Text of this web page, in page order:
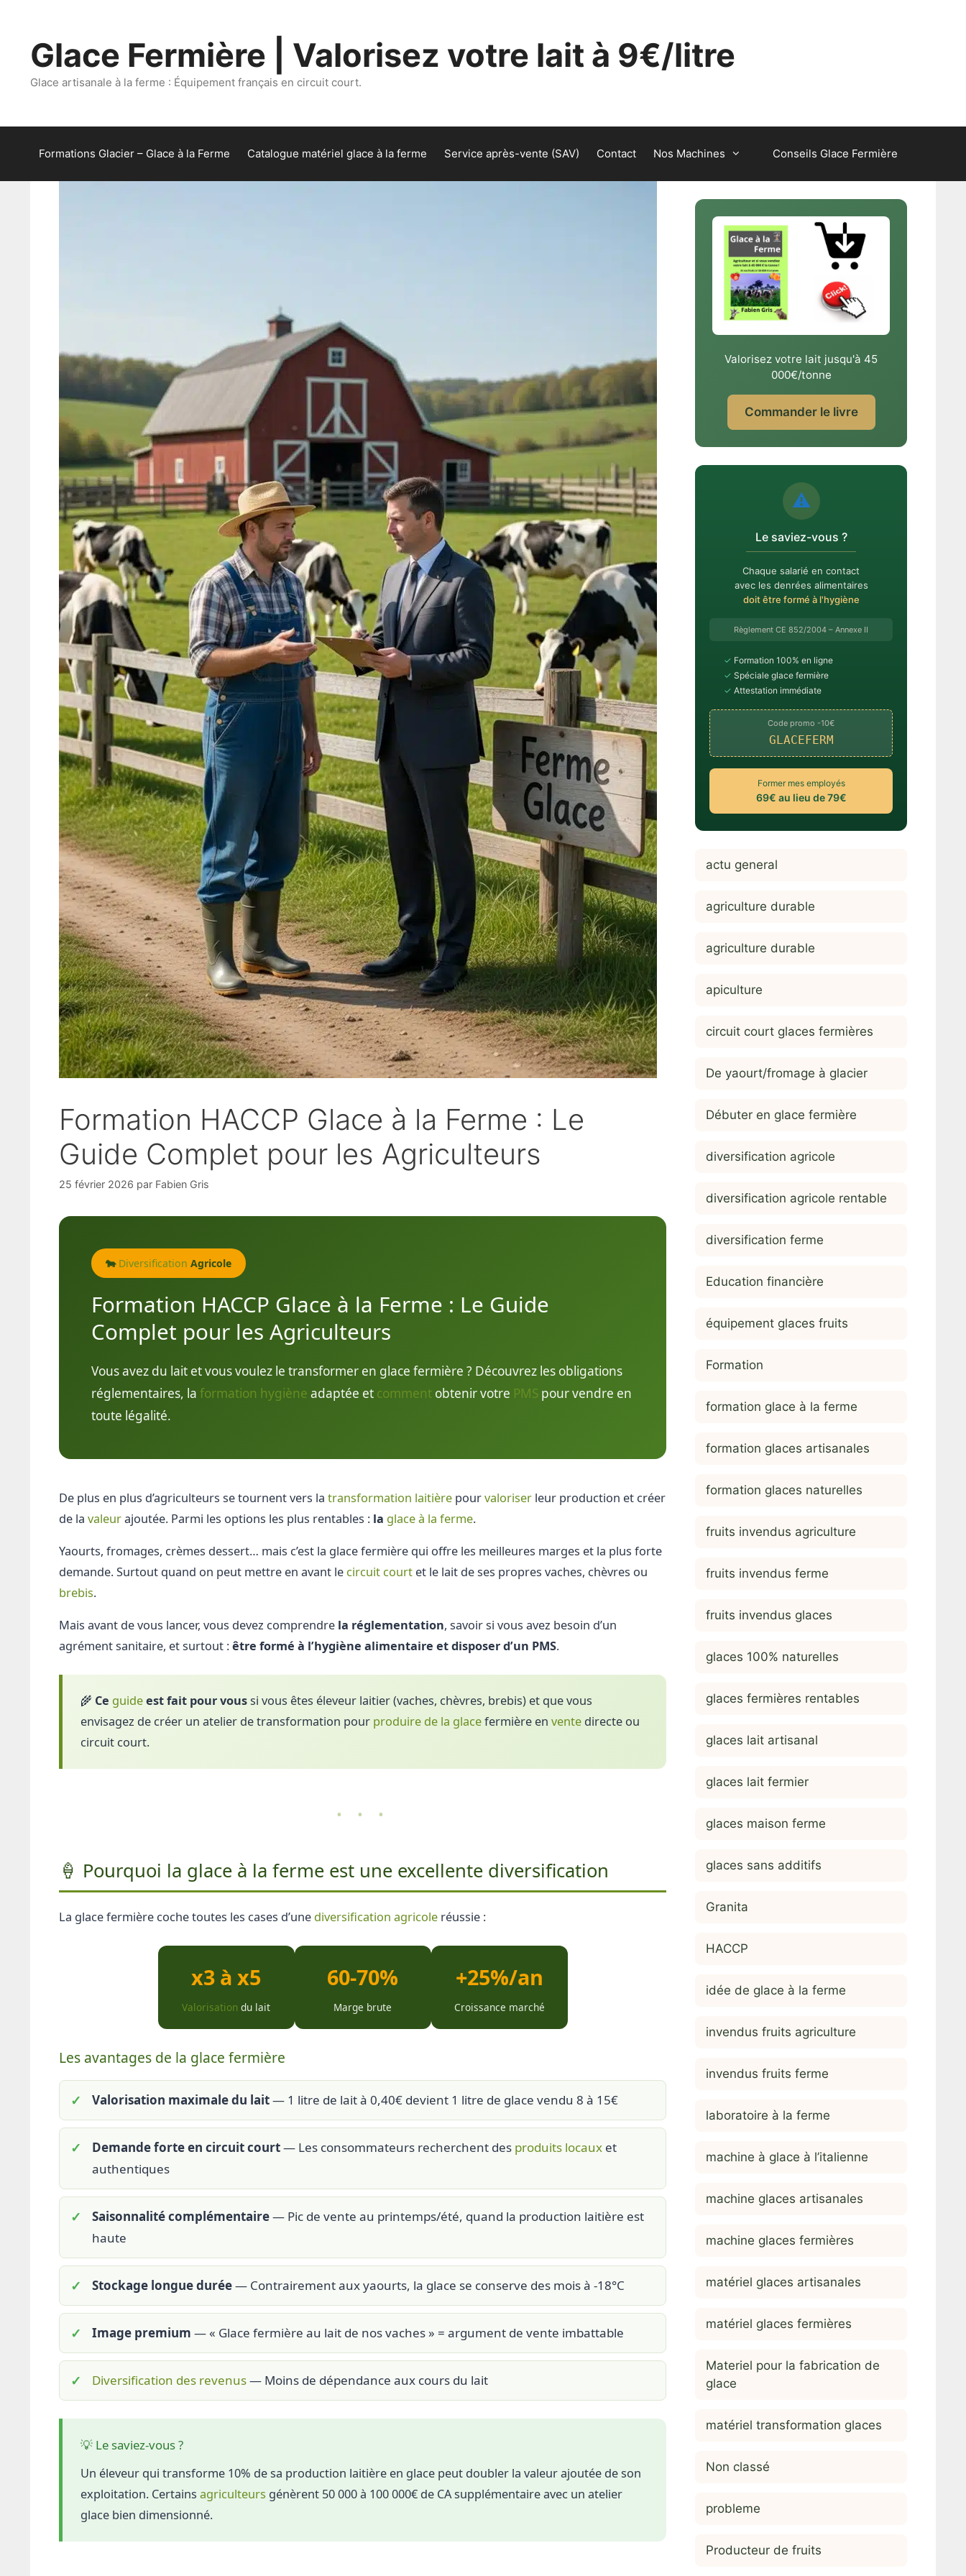
contenuGlace Fermière | Valorisez votre lait à 9€/litre
Glace artisanale à la ferme : Équipement français en circuit court.
Formations Glacier – Glace à la Ferme Catalogue matériel glace à la ferme Service après-vente (SAV) Contact Nos Machines Conseils Glace Fermière
Formation HACCP Glace à la Ferme : Le
Guide Complet pour les Agriculteurs
25 février 2026 par Fabien Gris
🐄 Diversification Agricole
Formation HACCP Glace à la Ferme : Le Guide
Complet pour les Agriculteurs
Vous avez du lait et vous voulez le transformer en glace fermière ? Découvrez les obligations
réglementaires, la formation hygiène adaptée et comment obtenir votre PMS pour vendre en
toute légalité.
De plus en plus d’agriculteurs se tournent vers la transformation laitière pourvaloriser leur production et créer
de la valeurajoutée. Parmi les options les plus rentables : la glace à la ferme.
Yaourts, fromages, crèmes dessert… mais c’est la glace fermière qui offre les meilleures marges et la plus forte
demande. Surtout quand on peut mettre en avant le circuit court et le lait de ses propres vaches, chèvres ou
brebis.
Mais avant de vous lancer, vous devez comprendre la réglementation, savoir si vous avez besoin d’un
agrément sanitaire, et surtout : être formé à l’hygiène alimentaire et disposer d’un PMS.
🌾 Ce guideest fait pour voussi vous êtes éleveur laitier (vaches, chèvres, brebis) et que vous
envisagez de créer un atelier de transformation pour produire de la glacefermière en vente directe ou
circuit court.
• • •
🍦 Pourquoi la glace à la ferme est une excellente diversification
La glace fermière coche toutes les cases d’une diversification agricole réussie :
x3 à x5
Valorisation du lait
60-70%
Marge brute
+25%/an
Croissance marché
Les avantages de la glace fermière
Valorisation maximale du lait— 1 litre de lait à 0,40€ devient 1 litre de glace vendu 8 à 15€
Demande forte en circuit court— Les consommateurs recherchent des produits locaux et
authentiques
Saisonnalité complémentaire— Pic de vente au printemps/été, quand la production laitière est
haute
Stockage longue durée— Contrairement aux yaourts, la glace se conserve des mois à -18°C
Image premium — « Glace fermière au lait de nos vaches » = argument de vente imbattable
Diversification des revenus— Moins de dépendance aux cours du lait
💡 Le saviez-vous ?
Un éleveur qui transforme 10% de sa production laitière en glace peut doubler la valeur ajoutée de son
exploitation. Certains agriculteurs génèrent 50 000 à 100 000€ de CA supplémentaire avec un atelier
glace bien dimensionné.
Valorisez votre lait jusqu'à 45
000€/tonne
Commander le livre
⚠️
Le saviez-vous ?
Chaque salarié en contact
avec les denrées alimentaires
doit être formé à l'hygiène
Règlement CE 852/2004 – Annexe II
✓ Formation 100% en ligne
✓ Spéciale glace fermière
✓ Attestation immédiate
Code promo -10€
GLACEFERM
Former mes employés
69€ au lieu de 79€
actu general
agriculture durable
agriculture durable
apiculture
circuit court glaces fermières
De yaourt/fromage à glacier
Débuter en glace fermière
diversification agricole
diversification agricole rentable
diversification ferme
Education financière
équipement glaces fruits
Formation
formation glace à la ferme
formation glaces artisanales
formation glaces naturelles
fruits invendus agriculture
fruits invendus ferme
fruits invendus glaces
glaces 100% naturelles
glaces fermières rentables
glaces lait artisanal
glaces lait fermier
glaces maison ferme
glaces sans additifs
Granita
HACCP
idée de glace à la ferme
invendus fruits agriculture
invendus fruits ferme
laboratoire à la ferme
machine à glace à l’italienne
machine glaces artisanales
machine glaces fermières
matériel glaces artisanales
matériel glaces fermières
Materiel pour la fabrication de
glace
matériel transformation glaces
Non classé
probleme
Producteur de fruits